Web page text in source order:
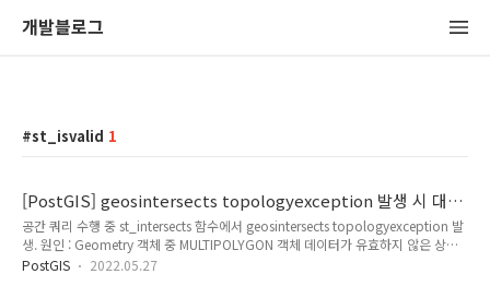
개발블로그
st_isvalid 1
[PostGIS] geosintersects topologyexception 발생 시 대
처 방법
공간 쿼리 수행 중 st_intersects 함수에서 geosintersects topologyexception 발
생. 원인 : Geometry 객체 중 MULTIPOLYGON 객체 데이터가 유효하지 않은 상태
라서 st_intersects 함수 실행 불가. MULTIPOLYGON 객체에 구멍이 있는 경우
PostGIS 2022.05.27